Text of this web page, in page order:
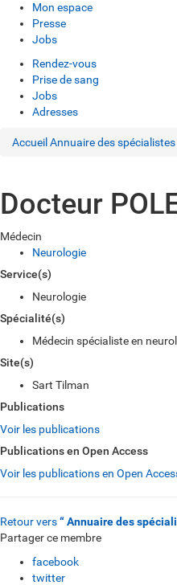
Mon espace
Presse
Jobs
Rendez-vous
Prise de sang
Jobs
Adresses
Accueil Annuaire des spécialistes
Docteur
Médecin
Neurologie
Service(s)
Neurologie
Spécialité(s)
Médecin spécialiste en
Site(s)
Sart Tilman
Publications
Voir les publications
Publications en Open Access
Voir les publications en Open
Retour vers“ Annuaire des
Partager ce membre
facebook
twitter